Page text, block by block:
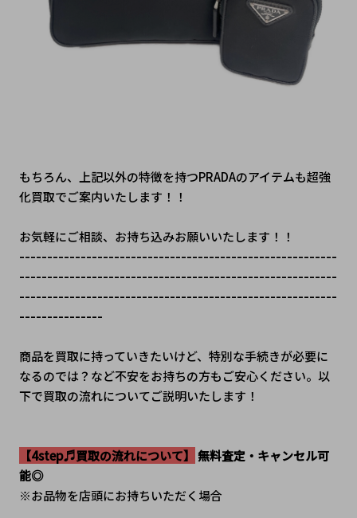
もちろん、上記以外の特徴を持つPRADAのアイテムも超強
化買取でご案内いたします！！
お気軽にご相談、お持ち込みお願いいたします！！
---------------------------------------------------------
---------------------------------------------------------
---------------------------------------------------------
---------------
商品を買取に持っていきたいけど、特別な手続きが必要に
なるのでは？など不安をお持ちの方もご安心ください。以
下で買取の流れについてご説明いたします！
【4step♬買取の流れについて】 無料査定・キャンセル可
能◎
※お品物を店頭にお持ちいただく場合